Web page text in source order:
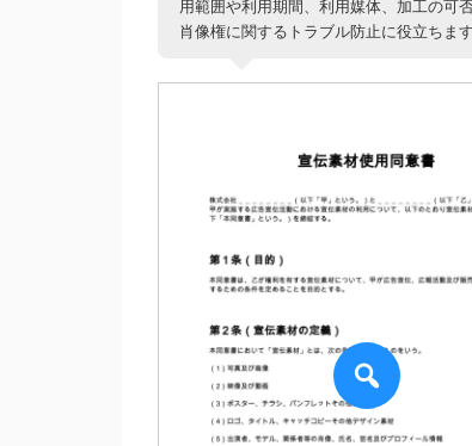
用範囲や利用期間、利用媒体、加工の可
肖像権に関するトラブル防止に役立ちます